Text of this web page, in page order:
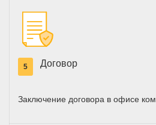
5 Договор
Заключение договора в офисе